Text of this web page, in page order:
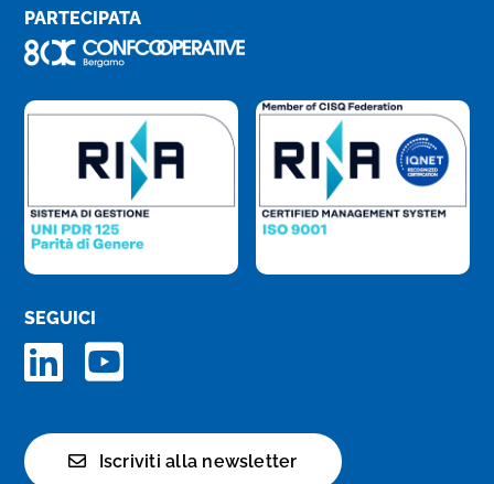
PARTECIPATA
SEGUICI
Iscriviti alla newsletter